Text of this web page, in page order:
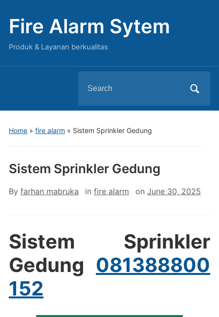
Fire Alarm Sytem
Produk & Layanan berkualitas
for:
Home» fire alarm » Sistem Sprinkler Gedung
Sistem Sprinkler Gedung
By farhan mabruka in fire alarm on June 30, 2025
Sistem Sprinkler
Gedung 081388800
152